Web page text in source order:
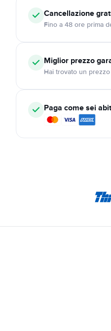
Cancellazione
Fino a 48 ore prima
Miglior prezzo
Hai trovato un
Paga come sei